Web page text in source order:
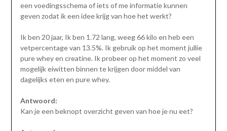
een voedingsschema of iets of me informatie kunnen
geven zodat ik een idee krijg van hoe het werkt?
Ik ben 20 jaar, Ik ben 1.72 lang, weeg 66 kilo en heb een
vetpercentage van 13.5%. Ik gebruik op het moment jullie
pure whey en creatine. Ik probeer op het moment zo veel
mogelijk eiwitten binnen te krijgen door middel van
dagelijks eten en pure whey.
Antwoord:
Kan je een beknopt overzicht geven van hoe je nu eet?